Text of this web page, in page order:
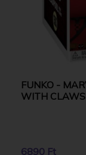
FUNKO -
WITH CLAWS
6890 Ft